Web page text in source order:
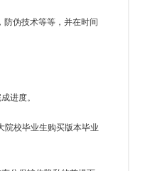
伪技术等等，并在时间
进度。
院校毕业生购买版本毕业